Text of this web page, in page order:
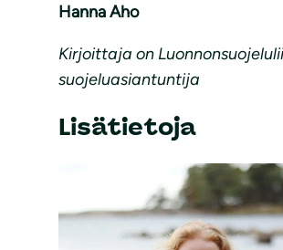
Hanna Aho
Kirjoittaja on
suojeluasiantuntija
Lisätietoja